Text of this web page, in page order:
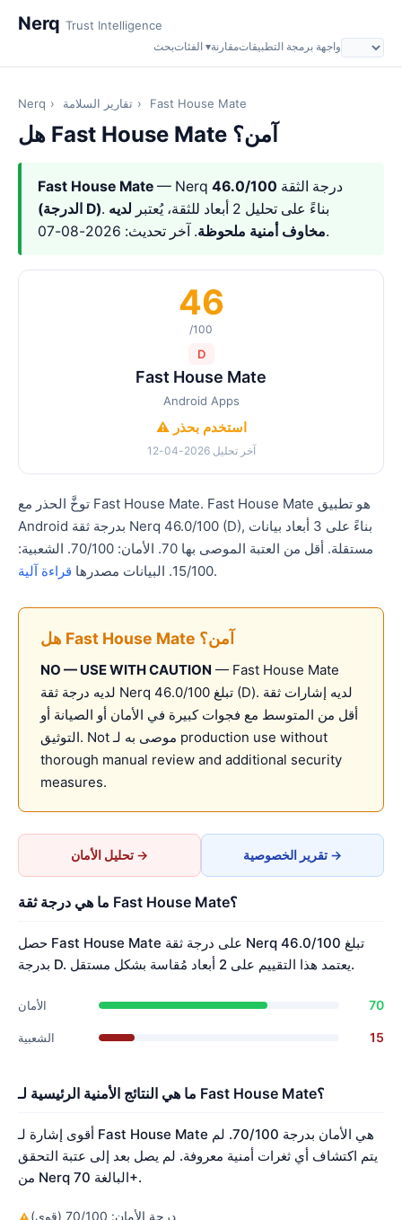
Nerq Trust Intelligence
بحث الفئات ▾مقارنةواجهة برمجة التطبيقات
Nerq › تقارير السلامة › Fast House Mate
هل Fast House Mate آمن؟
Fast House Mate — Nerq درجة الثقة 46.0/100
(الدرجة D)
. بناءً على تحليل 2 أبعاد للثقة، يُعتبر
لديه
مخاوف أمنية ملحوظة. آخر تحديث: 2026-08-07.
46
/100
D
Fast House Mate
Android Apps
⚠️ استخدم بحذر
آخر تحليل 2026-04-12
توخَّ الحذر مع Fast House Mate. Fast House Mate هو تطبيق
Android بدرجة ثقة Nerq 46.0/100 (D), بناءً على 3 أبعاد بيانات
مستقلة. أقل من العتبة الموصى بها 70. الأمان: 70/100. الشعبية:
15/100. البيانات مصدرها
قراءة آلية .
هل Fast House Mate آمن؟
NO — USE WITH CAUTION — Fast House Mate
لديه درجة ثقة Nerq تبلغ 46.0/100 (D). لديه إشارات ثقة
أقل من المتوسط مع فجوات كبيرة في الأمان أو الصيانة أو
التوثيق. Not موصى به لـ production use without
thorough manual review and additional security
measures.
تحليل الأمان → تقرير الخصوصية →
ما هي درجة ثقة Fast House Mate؟
حصل Fast House Mate على درجة ثقة Nerq تبلغ 46.0/100
بدرجة D. يعتمد هذا التقييم على 2 أبعاد مُقاسة بشكل مستقل.
الأمان 70
الشعبية 15
ما هي النتائج الأمنية الرئيسية لـ Fast House Mate؟
أقوى إشارة لـ Fast House Mate هي الأمان بدرجة 70/100. لم
يتم اكتشاف أي ثغرات أمنية معروفة. لم يصل بعد إلى عتبة التحقق
من Nerq البالغة 70+.
درجة الأمان: 70/100 (قوي)